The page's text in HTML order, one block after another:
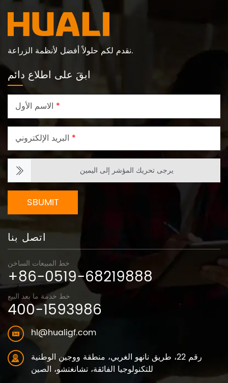
نقدم لكم حلولاً أفضل لأنظمة الزراعة.
ابقَ على اطلاع دائم
*
*
يرجى تحريك المؤشر إلى اليمين
SBUMIT
اتصل بنا
خط المبيعات الساخن
+86-0519-68219888
خط خدمة ما بعد البيع
400-1593986
hl@hualigf.com
رقم 22، طريق نانهو الغربي، منطقة ووجين الوطنية
للتكنولوجيا الفائقة، تشانغتشو، الصين